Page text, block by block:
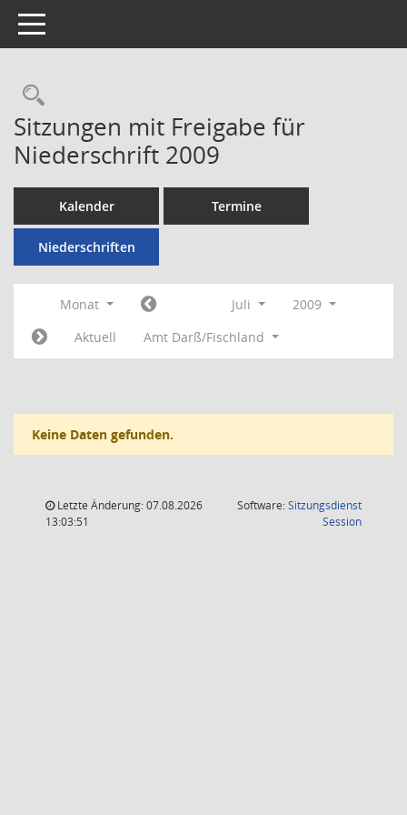
Toggle navigation
Rechercheauswahl
Sitzungen mit Freigabe für
Niederschrift 2009
Kalender Termine
Niederschriften
Monat Juli
2009
Aktuell
Amt Darß/Fischland
Keine Daten gefunden.
Letzte Änderung: 07.08.2026
13:03:51
Software:Sitzungsdienst
Session(Wird in